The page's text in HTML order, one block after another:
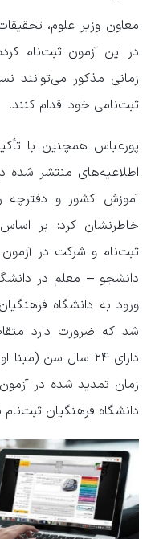
معاون وزیر علوم،
در این آزمون ثبت‌نام
زمانی مذکور می‌توانند
ثبت‌نامی خود اقدام کنند.
پورعباس همچنین با
اطلاعیه‌های منتشر شده
آموزش کشور و دفترچه
خاطرنشان کرد: بر
ثبت‌نام و شرکت در
دانشجو – معلم در
شد که ضرورت دارد
دارای ۲۴ سال سن
زمان تمدید شده در
دانشگاه فرهنگیان ثبت‌نام